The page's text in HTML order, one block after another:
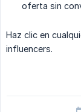
oferta sin
Haz clic en
influencers.